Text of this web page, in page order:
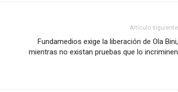
Artículo siguiente
Fundamedios exige la liberación de Ola Bini,
mientras no existan pruebas que lo incriminen